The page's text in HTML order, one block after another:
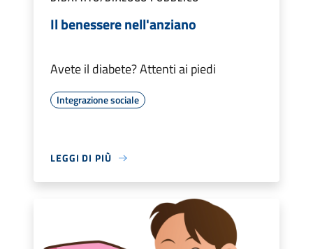
Il benessere nell'anziano
Avete il diabete? Attenti ai piedi
Integrazione sociale
LEGGI DI PIÙ